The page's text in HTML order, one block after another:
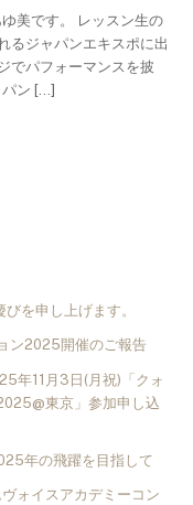
美です。 レッスン生の
るジャパンエキスポに出
でパフォーマンスを披
パン […]
を申し上げます。
ン2025開催のご報告
年11月3日(月祝)「クォ
東京」参加申し込
年の飛躍を目指して
ォイスアカデミーコン